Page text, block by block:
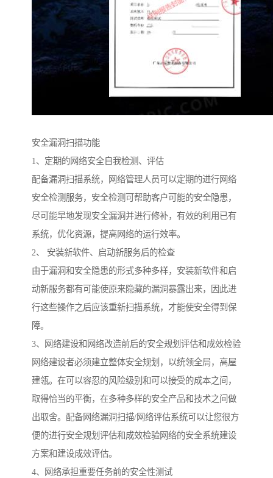
安全漏洞扫描功能
1、定期的网络安全自我检测、评估
配备漏洞扫描系统，网络管理人员可以定期的进行网络
安全检测服务，安全检测可帮助客户可能的安全隐患，
尽可能早地发现安全漏洞并进行修补，有效的利用已有
系统，优化资源，提高网络的运行效率。
2、 安装新软件、启动新服务后的检查
由于漏洞和安全隐患的形式多种多样，安装新软件和启
动新服务都有可能使原来隐藏的漏洞暴露出来，因此进
行这些操作之后应该重新扫描系统，才能使安全得到保
障。
3、网络建设和网络改造前后的安全规划评估和成效检验
网络建设者必须建立整体安全规划，以统领全局，高屋
建瓴。在可以容忍的风险级别和可以接受的成本之间，
取得恰当的平衡，在多种多样的安全产品和技术之间做
出取舍。配备网络漏洞扫描/网络评估系统可以让您很方
便的进行安全规划评估和成效检验网络的安全系统建设
方案和建设成效评估。
4、网络承担重要任务前的安全性测试